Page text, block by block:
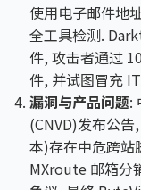
使用电子邮件地
全工具检测.
件, 攻击者通过
件, 并试图冒充
漏洞与产品问题:
(CNVD)发布公
本)存在中危跨
MXroute 邮箱分